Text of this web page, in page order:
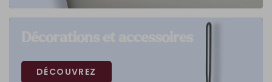
DÉCOUVREZ